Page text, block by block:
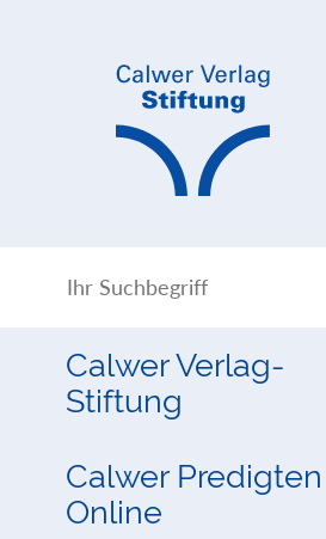
Calwer Verlag-
Stiftung
Calwer Predigten
Online